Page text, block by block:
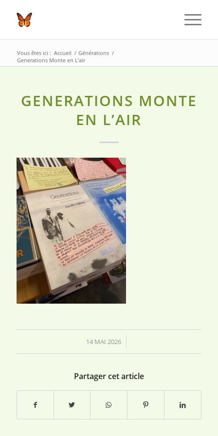
Vous êtes ici : Accueil / Générations /
Generations Monte en L’air
GENERATIONS MONTE
EN L’AIR
14 MAI 2026
/
Partager cet article